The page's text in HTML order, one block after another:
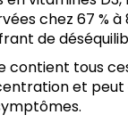
chez 67 % à
de
contient tous
et peut